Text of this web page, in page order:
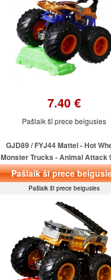
7.40 €
Pašlaik šī prece beigusies
GJD89 / FYJ44 Mattel - Hot
Monster Trucks - Animal Attack
SCORPEDO
Pašlaik šī prece
Pašlaik šī prece beigusies